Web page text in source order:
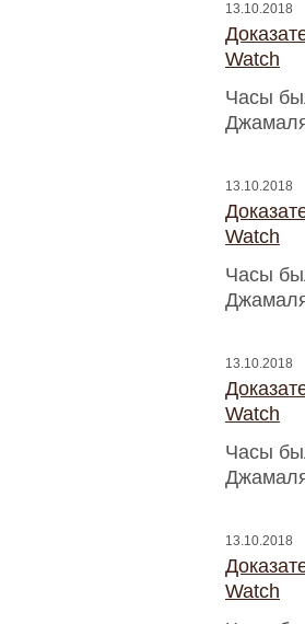
13.10.2018
Watch
Часы
13.10.2018
Watch
Часы
13.10.2018
Watch
Часы
13.10.2018
Watch